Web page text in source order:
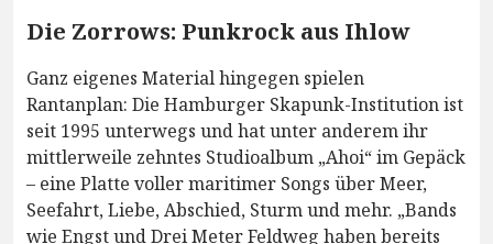
Die Zorrows: Punkrock aus Ihlow
Ganz eigenes Material hingegen spielen
Rantanplan: Die Hamburger Skapunk-Institution ist
seit 1995 unterwegs und hat unter anderem ihr
mittlerweile zehntes Studioalbum „Ahoi“ im Gepäck
– eine Platte voller maritimer Songs über Meer,
Seefahrt, Liebe, Abschied, Sturm und mehr. „Bands
wie Engst und Drei Meter Feldweg haben bereits